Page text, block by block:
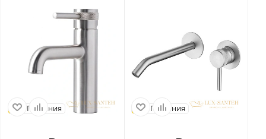
Германия Германия